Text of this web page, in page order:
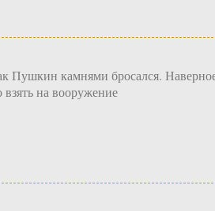
Пушкин камнями бросался.
на вооружение